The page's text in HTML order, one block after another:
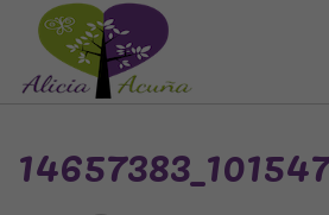
Saltar
contenido